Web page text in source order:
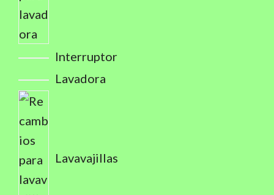
Interruptor
Lavadora
Lavavajillas